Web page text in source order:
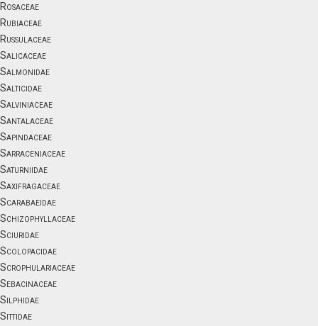
Rosaceae
Rubiaceae
Russulaceae
Salicaceae
Salmonidae
Salticidae
Salviniaceae
Santalaceae
Sapindaceae
Sarraceniaceae
Saturniidae
Saxifragaceae
Scarabaeidae
Schizophyllaceae
Sciuridae
Scolopacidae
Scrophulariaceae
Sebacinaceae
Silphidae
Sittidae